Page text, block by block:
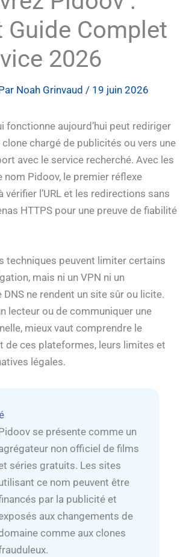
Guide Complet
2026
Noah Grinvaud / 19 juin 2026
fonctionne aujourd’hui peut rediriger
chargé de publicités ou vers une
avec le service recherché. Avec les
nom Pidoov, le premier réflexe
l’URL et les redirections sans
HTTPS pour une preuve de fiabilité
techniques peuvent limiter certains
mais ni un VPN ni un
ne rendent un site sûr ou licite.
lecteur ou de communiquer une
mieux vaut comprendre le
de ces plateformes, leurs limites et
légales.
se présente comme un
non officiel de films
séries gratuits. Les sites
ce nom peuvent être
par la publicité et
aux changements de
comme aux clones